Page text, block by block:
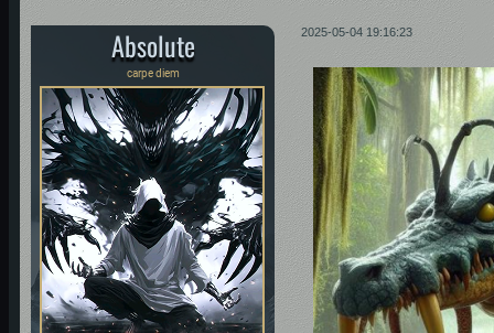
2025-05-04 19:16:23
Absolute
carpe diem